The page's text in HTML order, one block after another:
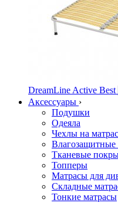
DreamLine Active Best
Аксессуары ›
Подушки
Одеяла
Чехлы на матрас
Тканевые
Топперы
Матрасы для
Складные
Тонкие матрасы